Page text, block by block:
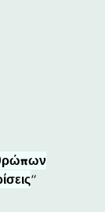
“